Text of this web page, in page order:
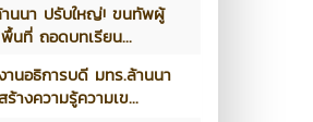
านนา ปรับใหญ่! ขนทัพผู้
นที่ ถอดบทเรียน...
านอธิการบดี มทร.ล้านนา
างความรู้ความเข...